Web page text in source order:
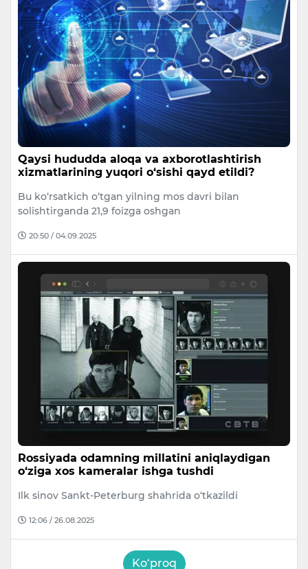
Qaysi hududda aloqa va axborotlashtirish
xizmatlarining yuqori o‘sishi qayd etildi?
Bu ko‘rsatkich o‘tgan yilning mos davri bilan
solishtirganda 21,9 foizga oshgan
20:50 / 04.09.2025
Rossiyada odamning millatini aniqlaydigan
o‘ziga xos kameralar ishga tushdi
Ilk sinov Sankt-Peterburg shahrida o‘tkazildi
12:06 / 26.08.2025
Ko‘proq